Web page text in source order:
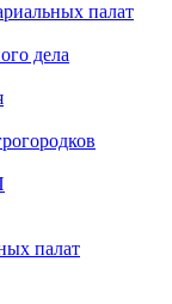
палат
дела
палат